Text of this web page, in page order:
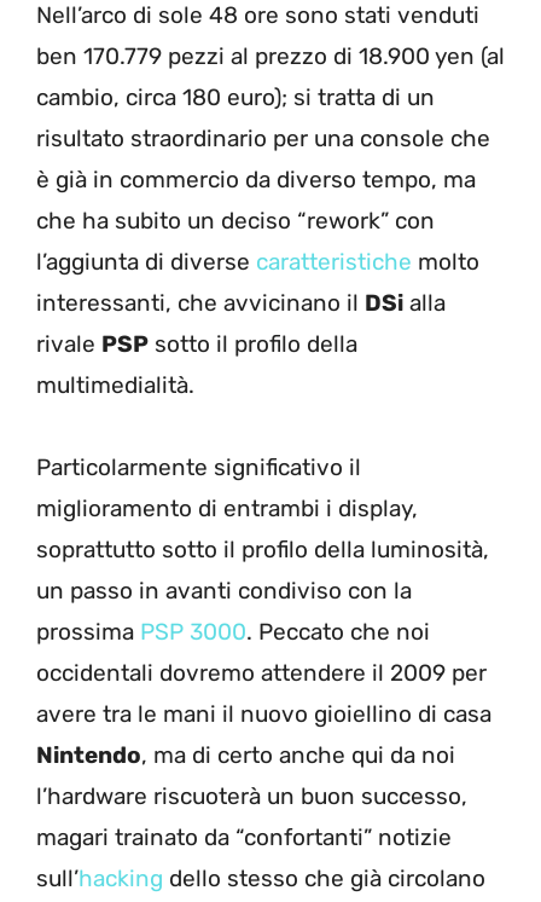
Nell’arco di sole 48 ore sono stati venduti
ben 170.779 pezzi al prezzo di 18.900 yen (al
cambio, circa 180 euro); si tratta di un
risultato straordinario per una console che
è già in commercio da diverso tempo, ma
che ha subito un deciso “rework” con
l’aggiunta di diverse caratteristiche molto
interessanti, che avvicinano il DSi alla
rivale PSP sotto il profilo della
multimedialità.
Particolarmente significativo il
miglioramento di entrambi i display,
soprattutto sotto il profilo della luminosità,
un passo in avanti condiviso con la
prossima PSP 3000. Peccato che noi
occidentali dovremo attendere il 2009 per
avere tra le mani il nuovo gioiellino di casa
Nintendo, ma di certo anche qui da noi
l’hardware riscuoterà un buon successo,
magari trainato da “confortanti” notizie
sull’hacking dello stesso che già circolano